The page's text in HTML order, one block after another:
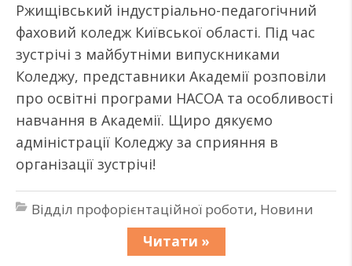
Ржищівський індустріально-педагогічний
фаховий коледж Київської області. Під час
зустрічі з майбутніми випускниками
Коледжу, представники Академії розповіли
про освітні програми НАСОА та особливості
навчання в Академії. Щиро дякуємо
адміністрації Коледжу за сприяння в
організації зустрічі!
Відділ профорієнтаційної роботи, Новини
Читати »